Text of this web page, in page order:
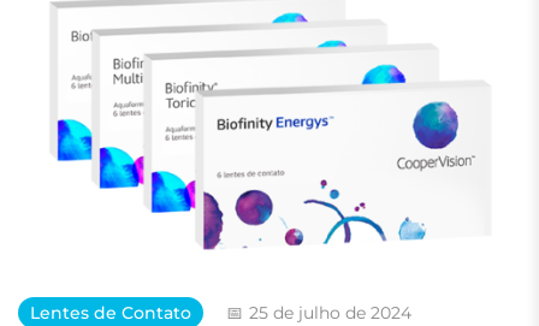
Lentes de Contato 25 de julho de 2024